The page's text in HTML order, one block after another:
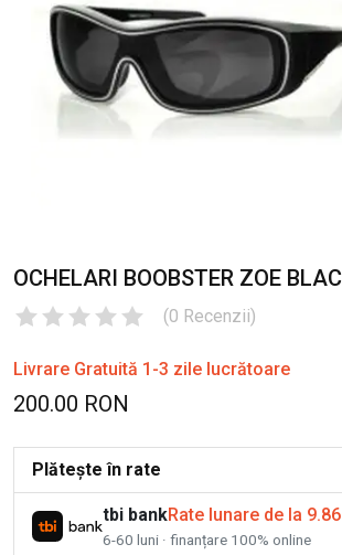
OCHELARI BOOBSTER ZOE
(0 Recenzii)
Livrare Gratuită 1-3 zile lucrătoare
200.00 RON
Plătește în rate
tbi bankRate lunare de la 9.86
6-60 luni · finanțare 100% online